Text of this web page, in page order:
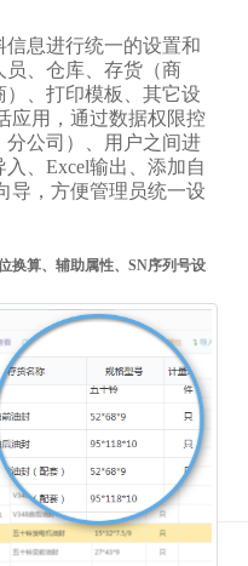
息进行统一的设置和
员、仓库、存货（商
、打印模板、其它设
应用，通过数据权限控
公司）、用户之间进
、Excel输出、添加自
导，方便管理员统一设
换算、辅助属性、SN序列号设